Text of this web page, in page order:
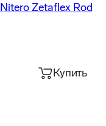
Zetaflex Rod
Купить